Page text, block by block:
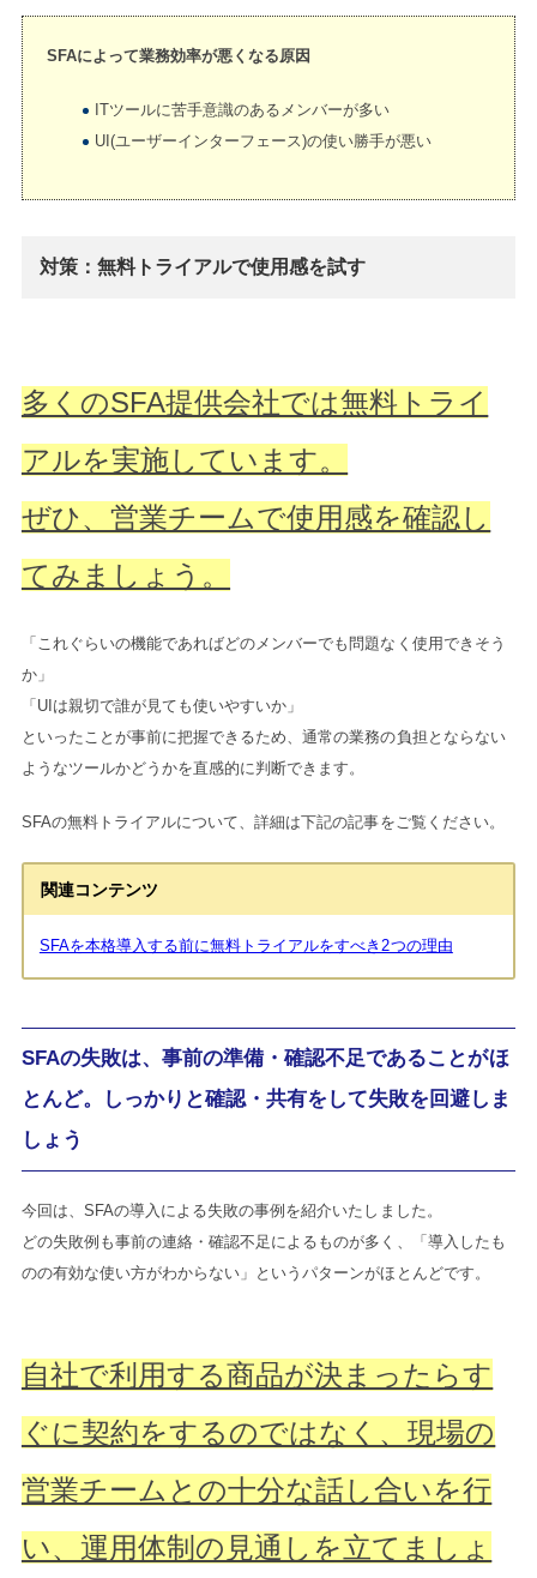
SFAによって業務効率が悪くなる原因
ITツールに苦手意識のあるメンバーが多い
UI(ユーザーインターフェース)の使い勝手が悪い
対策：無料トライアルで使用感を試す
多くのSFA提供会社では無料トライ
アルを実施しています。
ぜひ、営業チームで使用感を確認し
てみましょう。
「これぐらいの機能であればどのメンバーでも問題なく使用できそう
か」
「UIは親切で誰が見ても使いやすいか」
といったことが事前に把握できるため、通常の業務の負担とならない
ようなツールかどうかを直感的に判断できます。
SFAの無料トライアルについて、詳細は下記の記事をご覧ください。
関連コンテンツ
SFAを本格導入する前に無料トライアルをすべき2つの理由
SFAの失敗は、事前の準備・確認不足であることがほ
とんど。しっかりと確認・共有をして失敗を回避しま
しょう
今回は、SFAの導入による失敗の事例を紹介いたしました。
どの失敗例も事前の連絡・確認不足によるものが多く、「導入したも
のの有効な使い方がわからない」というパターンがほとんどです。
自社で利用する商品が決まったらす
ぐに契約をするのではなく、現場の
営業チームとの十分な話し合いを行
い、運用体制の見通しを立てましょ